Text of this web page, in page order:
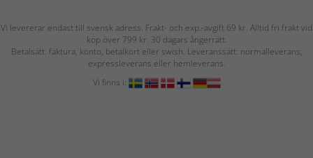
Vi levererar endast till svensk adress. Frakt- och exp.-avgift 69 kr. Alltid fri frakt vid
köp över 799 kr. 30 dagars ångerrätt.
Betalsätt: faktura, konto, betalkort eller swish. Leveranssätt: normalleverans,
expressleverans eller hemleverans.
Vi finns i: